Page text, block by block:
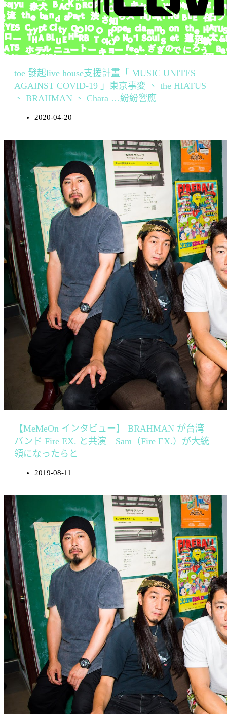
toe 發起live house支援計畫「 MUSIC UNITES
AGAINST COVID-19 」東京事変 、 the HIATUS
、 BRAHMAN 、 Chara …紛紛響應
2020-04-20
【MeMeOn インタビュー】 BRAHMAN が台湾
バンド Fire EX. と共演 Sam（Fire EX.）が大統
領になったらと
2019-08-11